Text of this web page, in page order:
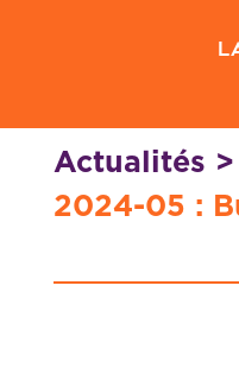
Actualités >
2024-05 :